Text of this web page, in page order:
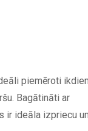
piemēroti
Bagātināti ar
ir ideāla izpriecu